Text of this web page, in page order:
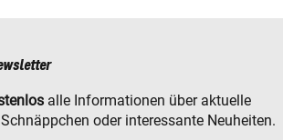
alle Informationen über aktuelle
oder interessante Neuheiten.